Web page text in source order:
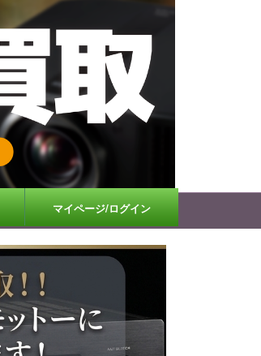
マイページ/ログイン